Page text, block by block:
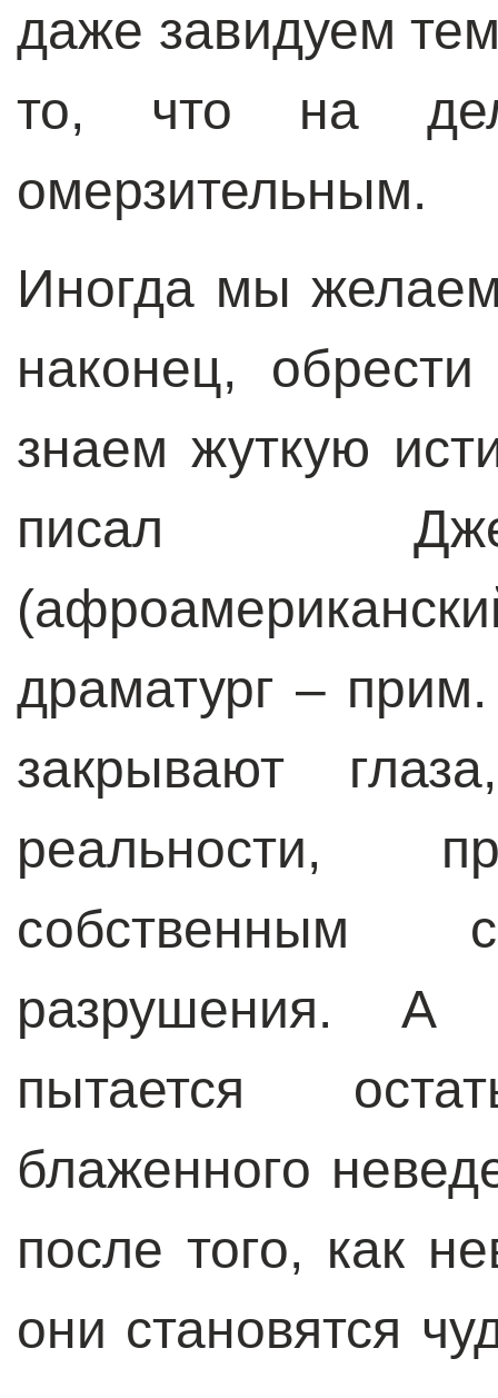
даже завидуем
то, что на
омерзительным.
Иногда мы
наконец,
знаем жуткую
писал
драматург –
закрывают
реальности,
разрушения. А
пытается
блаженного
после того, как
они становятся